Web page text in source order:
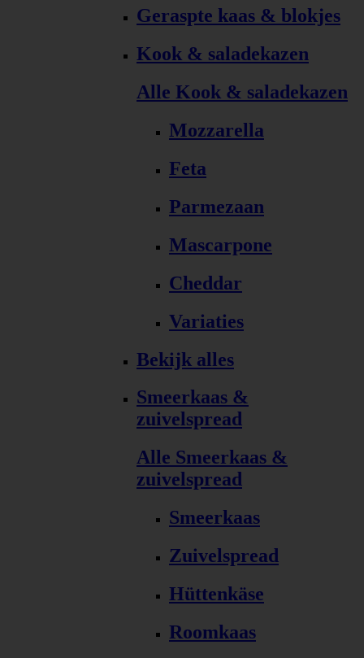
Geraspte kaas & blokjes
Kook & saladekazen
Alle Kook & saladekazen
Mozzarella
Feta
Parmezaan
Mascarpone
Cheddar
Variaties
Bekijk alles
Smeerkaas &
zuivelspread
Alle Smeerkaas &
zuivelspread
Smeerkaas
Zuivelspread
Hüttenkäse
Roomkaas